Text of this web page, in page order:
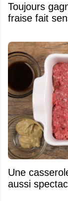
Toujours
fraise fait
Une
aussi